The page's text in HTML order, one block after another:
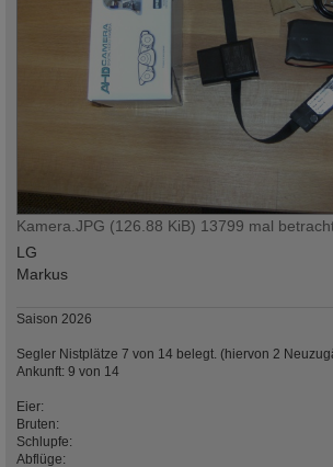
Kamera.JPG (126.88 KiB) 13799 mal
LG
Markus
Saison 2026
Segler Nistplätze 7 von 14 belegt. (hiervon 2
Ankunft: 9 von 14
Eier:
Bruten:
Schlupfe:
Abflüge: